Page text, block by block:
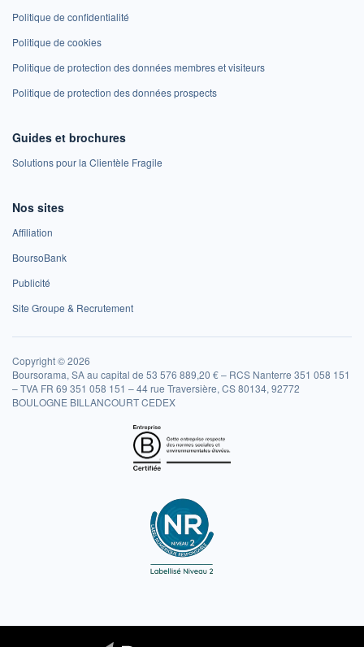
Politique de confidentialité
Politique de cookies
Politique de protection des données membres et visiteurs
Politique de protection des données prospects
Guides et brochures
Solutions pour la Clientèle Fragile
Nos sites
Affiliation
BoursoBank
Publicité
Site Groupe & Recrutement
Copyright © 2026
Boursorama, SA au capital de 53 576 889,20 € – RCS Nanterre 351 058 151
– TVA FR 69 351 058 151 – 44 rue Traversière, CS 80134, 92772
BOULOGNE BILLANCOURT CEDEX